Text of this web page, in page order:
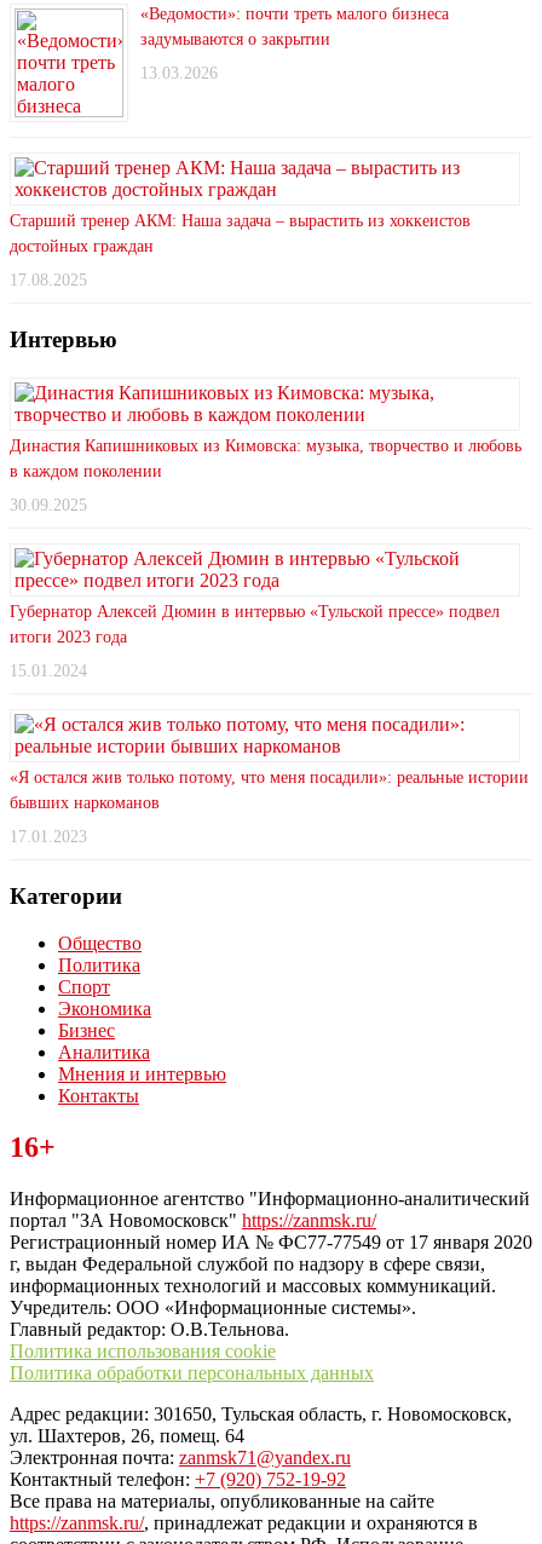
«Ведомости»: почти треть малого бизнеса
задумываются о закрытии
13.03.2026
Старший тренер АКМ: Наша задача – вырастить из хоккеистов
достойных граждан
17.08.2025
Интервью
Династия Капишниковых из Кимовска: музыка, творчество и любовь
в каждом поколении
30.09.2025
Губернатор Алексей Дюмин в интервью «Тульской прессе» подвел
итоги 2023 года
15.01.2024
«Я остался жив только потому, что меня посадили»: реальные истории
бывших наркоманов
17.01.2023
Категории
Общество
Политика
Спорт
Экономика
Бизнес
Аналитика
Мнения и интервью
Контакты
Читайте последние новости дня в Тульской области на сайте
“ЗаНовомосковск”
16+
Информационное агентство "Информационно-аналитический
портал "ЗА Новомосковск" https://zanmsk.ru/
Регистрационный номер ИА № ФС77-77549 от 17 января 2020
г, выдан Федеральной службой по надзору в сфере связи,
информационных технологий и массовых коммуникаций.
Учредитель: ООО «Информационные системы».
Главный редактор: О.В.Тельнова.
Политика использования cookie
Политика обработки персональных данных
Адрес редакции: 301650, Тульская область, г. Новомосковск,
ул. Шахтеров, 26, помещ. 64
Электронная почта: zanmsk71@yandex.ru
Контактный телефон: +7 (920) 752-19-92
Все права на материалы, опубликованные на сайте
https://zanmsk.ru/, принадлежат редакции и охраняются в